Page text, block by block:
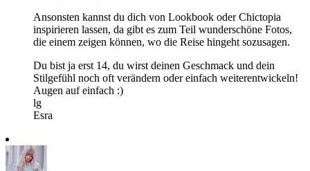
Ansonsten kannst du dich von Lookbook oder Chictopia
inspirieren lassen, da gibt es zum Teil wunderschöne Fotos,
die einem zeigen können, wo die Reise hingeht sozusagen.
Du bist ja erst 14, du wirst deinen Geschmack und dein
Stilgefühl noch oft verändern oder einfach weiterentwickeln!
Augen auf einfach :)
lg
Esra